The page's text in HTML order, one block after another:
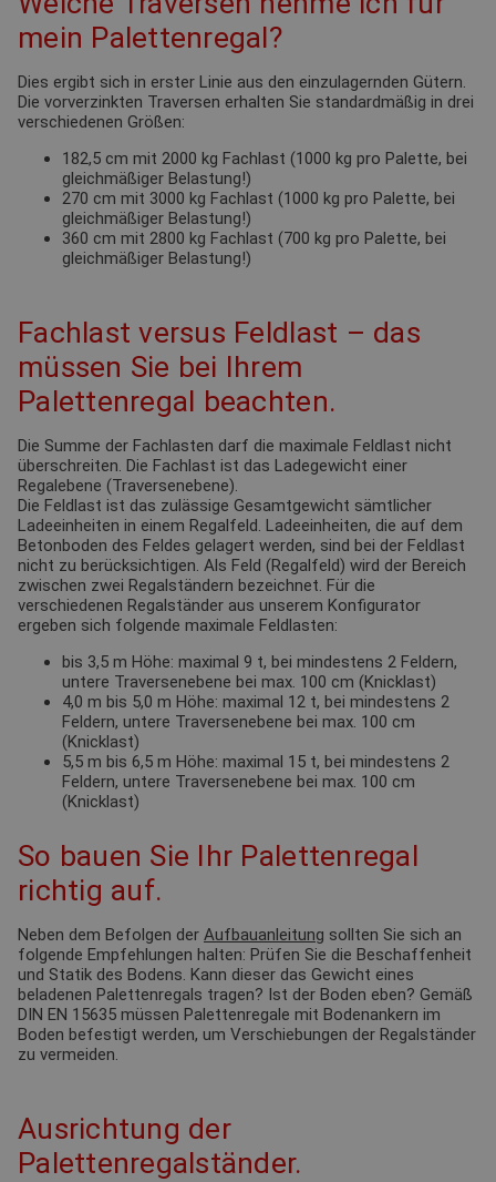
mein Palettenregal?
Dies ergibt sich in erster Linie aus den einzulagernden Gütern.
Die vorverzinkten Traversen erhalten Sie standardmäßig in drei
verschiedenen Größen:
182,5 cm mit 2000 kg Fachlast (1000 kg pro Palette, bei
gleichmäßiger Belastung!)
270 cm mit 3000 kg Fachlast (1000 kg pro Palette, bei
gleichmäßiger Belastung!)
360 cm mit 2800 kg Fachlast (700 kg pro Palette, bei
gleichmäßiger Belastung!)
Fachlast versus Feldlast – das
müssen Sie bei Ihrem
Palettenregal beachten.
Die Summe der Fachlasten darf die maximale Feldlast nicht
überschreiten. Die Fachlast ist das Ladegewicht einer
Regalebene (Traversenebene).
Die Feldlast ist das zulässige Gesamtgewicht sämtlicher
Ladeeinheiten in einem Regalfeld. Ladeeinheiten, die auf dem
Betonboden des Feldes gelagert werden, sind bei der Feldlast
nicht zu berücksichtigen. Als Feld (Regalfeld) wird der Bereich
zwischen zwei Regalständern bezeichnet. Für die
verschiedenen Regalständer aus unserem Konfigurator
ergeben sich folgende maximale Feldlasten:
bis 3,5 m Höhe: maximal 9 t, bei mindestens 2 Feldern,
untere Traversenebene bei max. 100 cm (Knicklast)
4,0 m bis 5,0 m Höhe: maximal 12 t, bei mindestens 2
Feldern, untere Traversenebene bei max. 100 cm
(Knicklast)
5,5 m bis 6,5 m Höhe: maximal 15 t, bei mindestens 2
Feldern, untere Traversenebene bei max. 100 cm
(Knicklast)
So bauen Sie Ihr Palettenregal
richtig auf.
Neben dem Befolgen der Aufbauanleitung sollten Sie sich an
folgende Empfehlungen halten: Prüfen Sie die Beschaffenheit
und Statik des Bodens. Kann dieser das Gewicht eines
beladenen Palettenregals tragen? Ist der Boden eben? Gemäß
DIN EN 15635 müssen Palettenregale mit Bodenankern im
Boden befestigt werden, um Verschiebungen der Regalständer
zu vermeiden.
Ausrichtung der
Palettenregalständer.